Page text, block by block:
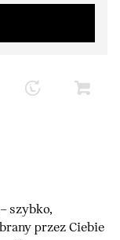
szybko,
przez Ciebie